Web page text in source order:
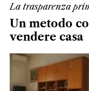
La trasparenza
Un metodo
vendere casa